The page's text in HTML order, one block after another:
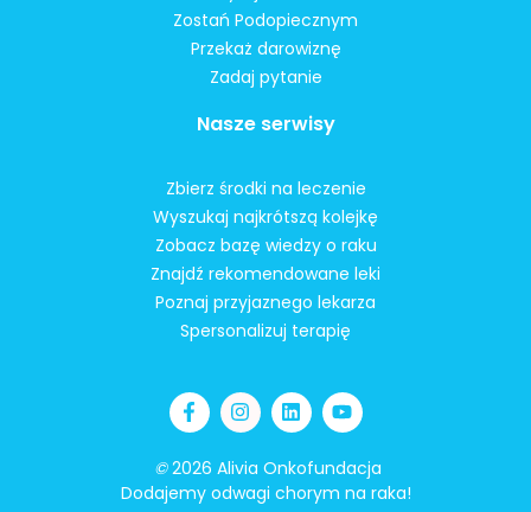
Zostań Podopiecznym
Przekaż darowiznę
Zadaj pytanie
Nasze serwisy
Zbierz środki na leczenie
Wyszukaj najkrótszą kolejkę
Zobacz bazę wiedzy o raku
Znajdź rekomendowane leki
Poznaj przyjaznego lekarza
Spersonalizuj terapię
©2026 Alivia Onkofundacja
Dodajemy odwagi chorym na raka!